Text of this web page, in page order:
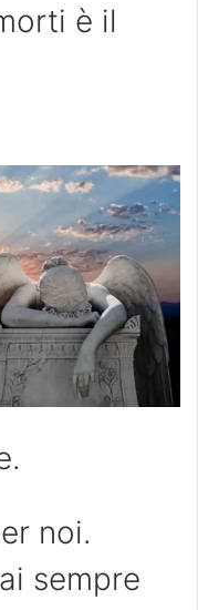
è il
noi.
sempre